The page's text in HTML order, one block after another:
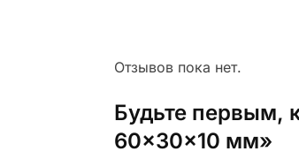
Отзывов пока нет.
Будьте первым,
60×30×10 мм»